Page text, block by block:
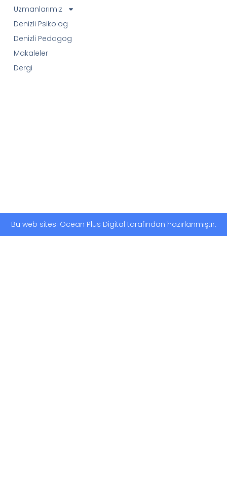
Uzmanlarımız
Denizli Psikolog
Denizli Pedagog
Makaleler
Dergi
Bu web sitesi Ocean Plus Digital tarafından hazırlanmıştır.